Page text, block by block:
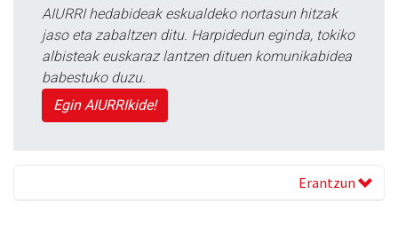
AIURRI hedabideak eskualdeko nortasun hitzak
jaso eta zabaltzen ditu. Harpidedun eginda, tokiko
albisteak euskaraz lantzen dituen komunikabidea
babestuko duzu.
Egin AIURRIkide!
Erantzun